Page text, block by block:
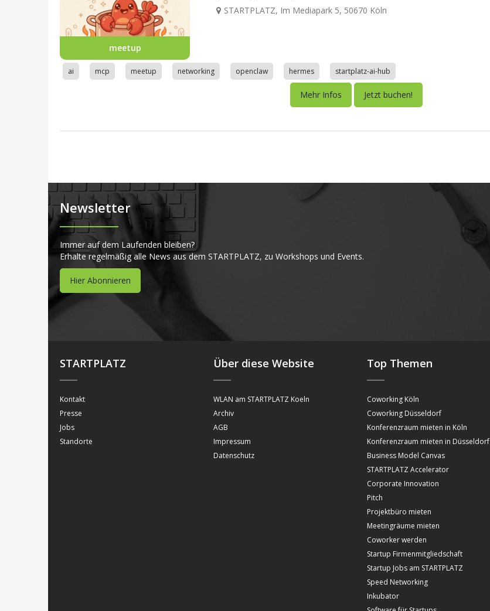
meetup
STARTPLATZ, Im Mediapark 5, 50670 Köln
ai mcp meetup networking openclaw hermes startplatz-ai-hub
Mehr Infos Jetzt buchen!
Newsletter
Immer auf dem Laufenden bleiben?
Erhalte regelmäßig alle News aus dem STARTPLATZ, zu Workshops und Events.
Hier Abonnieren
STARTPLATZ
Kontakt
Presse
Jobs
Standorte
Über diese Website
WLAN am STARTPLATZ Koeln
Archiv
AGB
Impressum
Datenschutz
Top Themen
Coworking Köln
Coworking Düsseldorf
Konferenzraum mieten in Köln
Konferenzraum mieten in Düsseldorf
Business Model Canvas
STARTPLATZ Accelerator
Corporate Innovation
Pitch
Projektbüro mieten
Meetingräume mieten
Coworker werden
Startup Firmenmitgliedschaft
Startup Jobs am STARTPLATZ
Speed Networking
Inkubator